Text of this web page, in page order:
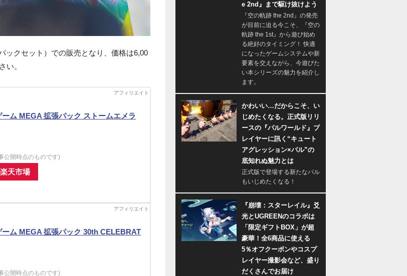
ックセット）での販売となり、価格は6,00
い。
ム MEGA 拡張パック ストームエメラ
公開時点のものです)
楽天市場
ム MEGA 拡張パック 30th CELEBRAT
公開時点のものです)
e 2nd』まで駆け抜けよう
『空の軌跡 the 2nd』の発売
が目前に迫る今こそ、『空の
軌跡 the 1st』から遊び始め
る絶好のタイミング！ 快適
になったゲームシステムや新
要素を交えながら、今遊びた
い本シリーズの魅力を紹介し
ます。
かわいい…だからこそ、い
じめたくなる。正式版リリ
ースの『パルワールド』プ
レイヤーに訊く“キュート
アグレッション×パル”の
底知れぬ魅力とは
正式版で登場する新たなパル
もいじめたくなる！
『崩壊：スターレイル』爻
光とUGREENのコラボは
「限定ギフトBOX」が超
豪華！全6商品に使える
5％オフクーポンやコスプ
レイヤー撮影会など、盛り
だくさんでお届け